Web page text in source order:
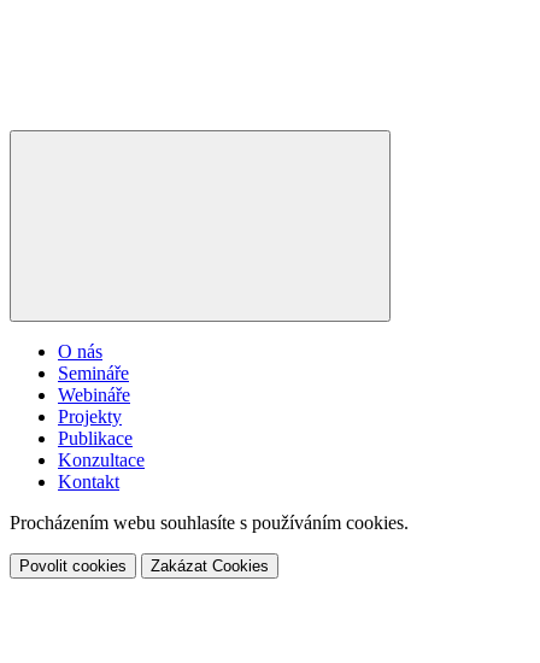
O nás
Semináře
Webináře
Projekty
Publikace
Konzultace
Kontakt
Procházením webu souhlasíte s používáním cookies.
Povolit cookies Zakázat Cookies